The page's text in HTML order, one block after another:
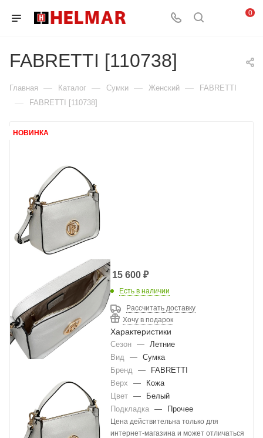
0
FABRETTI [110738]
Главная — Каталог — Сумки — Женский — FABRETTI
— FABRETTI [110738]
НОВИНКА
15 600₽
Есть в наличии
Рассчитать доставку
Хочу в подарок
Характеристики
Сезон —
Летние
Вид
—
Сумка
Бренд
—
FABRETTI
Верх
—
Кожа
Цвет —
Белый
Подкладка — Прочее
Цена действительна только для
интернет-магазина и может отличаться